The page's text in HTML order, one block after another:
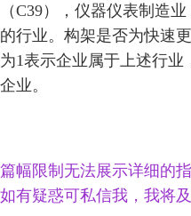
（C39），仪器仪表制造
的行业。构架是否为快速
为1表示企业属于上述行
企业。
篇幅限制无法展示详细的
如有疑惑可私信我，我将及